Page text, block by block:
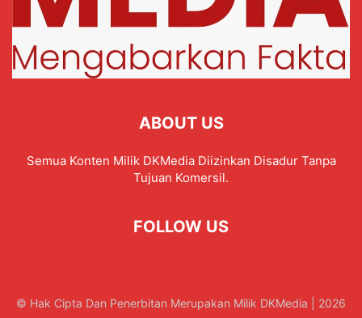
ABOUT US
Semua Konten Milik DKMedia Diizinkan Disadur Tanpa
Tujuan Komersil.
FOLLOW US
© Hak Cipta Dan Penerbitan Merupakan Milik DKMedia | 2026